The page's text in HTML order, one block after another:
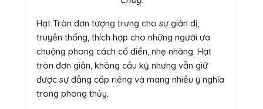
Hạt Tròn đơn tượng trưng cho sự giản dị,
truyền thống, thích hợp cho những người ưa
chuộng phong cách cổ điển, nhẹ nhàng. Hạt
tròn đơn giản, không cầu kỳ nhưng vẫn giữ
được sự đẳng cấp riêng và mang nhiều ý nghĩa
trong phong thủy.